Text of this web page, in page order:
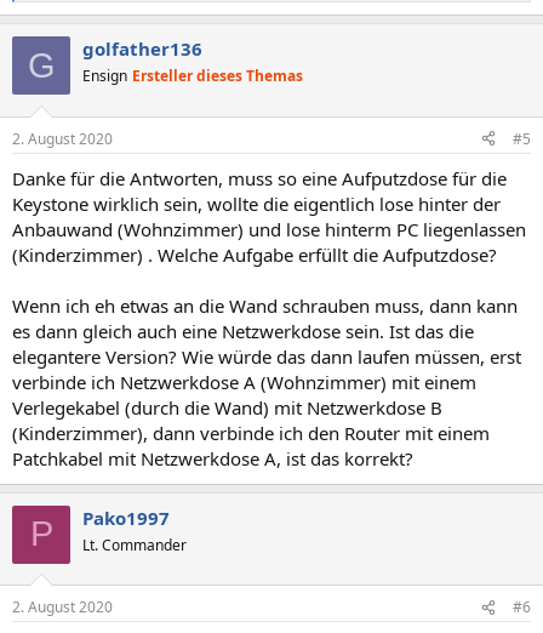
e
e
:
G golfather136
Ensign Ersteller dieses Themas
2. August 2020 #5
Danke für die Antworten, muss so eine Aufputzdose für die
Keystone wirklich sein, wollte die eigentlich lose hinter der
Anbauwand (Wohnzimmer) und lose hinterm PC liegenlassen
(Kinderzimmer) . Welche Aufgabe erfüllt die Aufputzdose?
Wenn ich eh etwas an die Wand schrauben muss, dann kann
es dann gleich auch eine Netzwerkdose sein. Ist das die
elegantere Version? Wie würde das dann laufen müssen, erst
verbinde ich Netzwerkdose A (Wohnzimmer) mit einem
Verlegekabel (durch die Wand) mit Netzwerkdose B
(Kinderzimmer), dann verbinde ich den Router mit einem
Patchkabel mit Netzwerkdose A, ist das korrekt?
P Pako1997
Lt. Commander
2. August 2020 #6